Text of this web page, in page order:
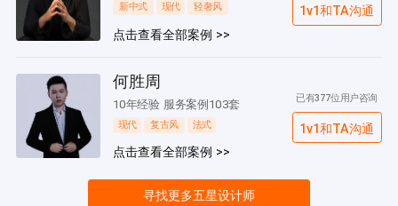
新中式 现代 轻奢风
点击查看全部案例 >>
1v1和TA沟通
何胜周
10年经验 服务案例103套
现代 复古风 法式
点击查看全部案例 >>
已有377位用户咨询
1v1和TA沟通
寻找更多五星设计师